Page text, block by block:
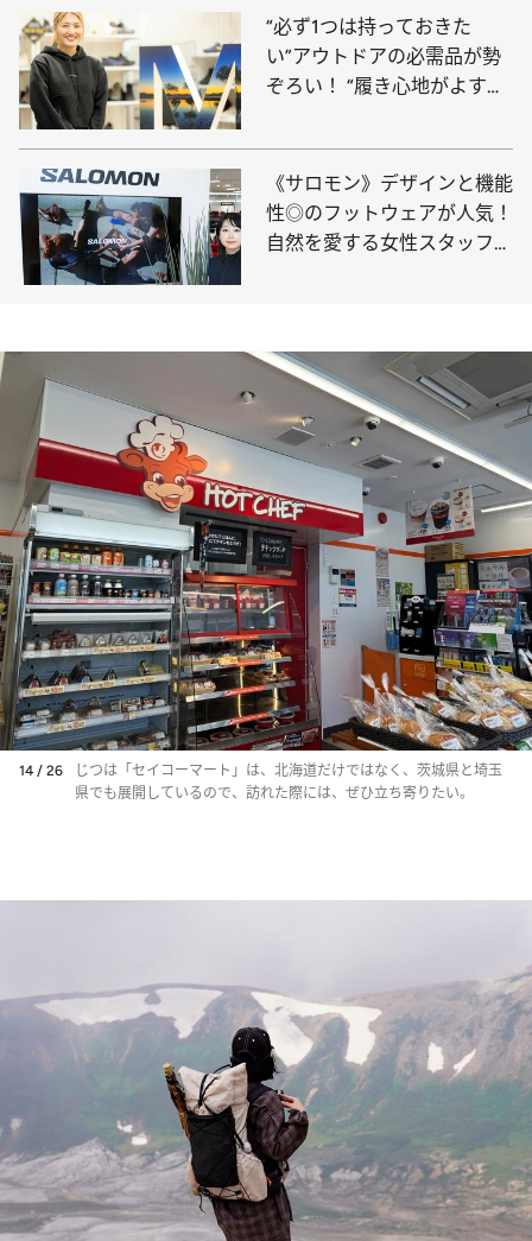
“必ず1つは持っておきた
い”アウトドアの必需品が勢
ぞろい！ “履き心地がよすぎ
ド・メレルのスタッフの愛用
品は？
《サロモン》デザインと機能
性◎のフットウェアが人気！
自然を愛する女性スタッフが
14 / 26
じつは「セイコーマート」は、北海道だけではなく、茨城県と埼玉
県でも展開しているので、訪れた際には、ぜひ立ち寄りたい。